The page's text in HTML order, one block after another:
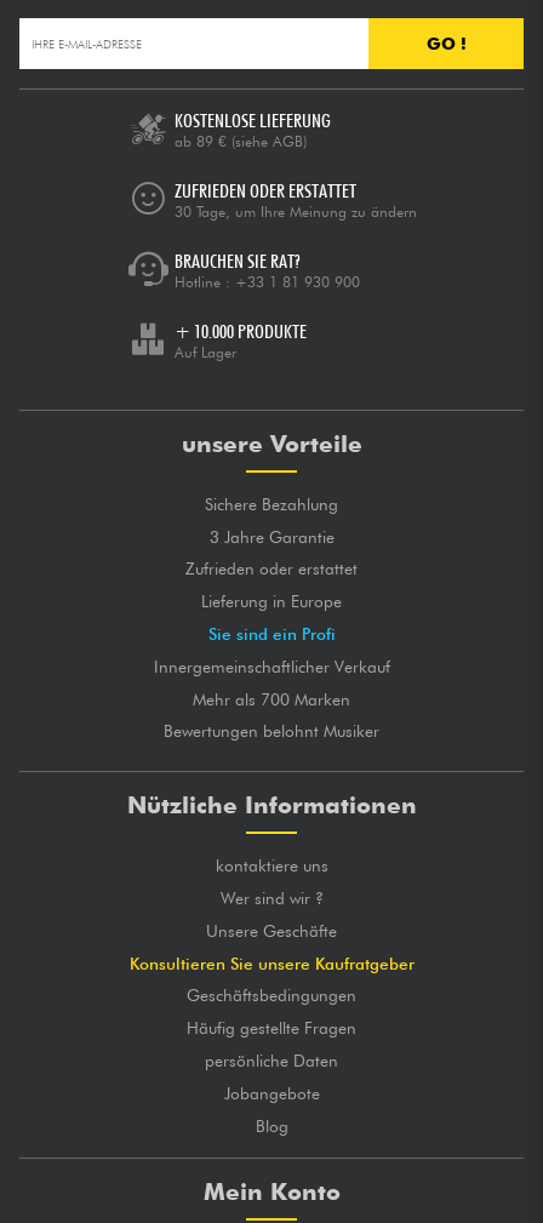
GO !
KOSTENLOSE LIEFERUNG
ab 89 € (siehe AGB)
ZUFRIEDEN ODER ERSTATTET
30 Tage, um Ihre Meinung zu ändern
BRAUCHEN SIE RAT?
Hotline : +33 1 81 930 900
+ 10.000 PRODUKTE
Auf Lager
unsere Vorteile
Sichere Bezahlung
3 Jahre Garantie
Zufrieden oder erstattet
Lieferung in Europe
Sie sind ein Profi
Innergemeinschaftlicher Verkauf
Mehr als 700 Marken
Bewertungen belohnt Musiker
Nützliche Informationen
kontaktiere uns
Wer sind wir ?
Unsere Geschäfte
Konsultieren Sie unsere Kaufratgeber
Geschäftsbedingungen
Häufig gestellte Fragen
persönliche Daten
Jobangebote
Blog
Mein Konto